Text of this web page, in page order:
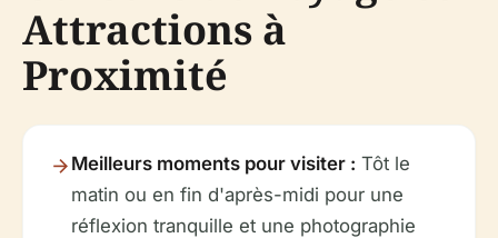
Attractions à
Proximité
Meilleurs moments pour visiter : Tôt le
matin ou en fin d'après-midi pour une
réflexion tranquille et une photographie